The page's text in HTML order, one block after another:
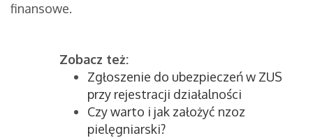
finansowe.
Zobacz też:
Zgłoszenie do ubezpieczeń w ZUS
przy rejestracji działalności
Czy warto i jak założyć nzoz
pielęgniarski?